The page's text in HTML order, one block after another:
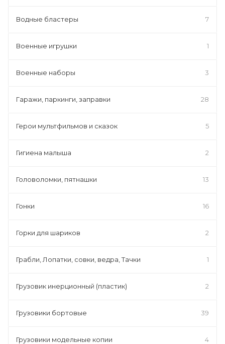
Водные бластеры 7
Военные игрушки 1
Военные наборы 3
Гаражи, паркинги, заправки 28
Герои мультфильмов и сказок 5
Гигиена малыша 2
Головоломки, пятнашки 13
Гонки 16
Горки для шариков 2
Грабли, Лопатки, совки, ведра, Тачки 1
Грузовик инерционный (пластик) 2
Грузовики бортовые 39
Грузовики модельные копии 4